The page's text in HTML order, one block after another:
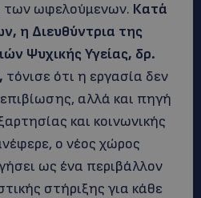
των ωφελούμενων. Κατά
η Διευθύντρια της
Ψυχικής Υγείας, δρ.
τόνισε ότι η εργασία δεν
αλλά και πηγή
και κοινωνικής
ο νέος χώρος
ως ένα περιβάλλον
στήριξης για κάθε